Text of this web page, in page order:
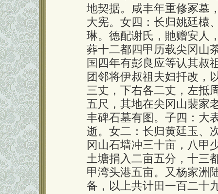
地契据。咸丰年重修冢墓
大宪。女四：长归姚廷榬
琳。德配谢氏，貤赠安人
葬十二都四甲历载尖冈山
国四年有彭良应等认其叔
团邻将伊叔祖夫妇扦改，
三丈，下右各二丈，左抵
五尺，其地在尖冈山裴家
丰碑石墓有图。子四：大
逝。女二：长归黄廷玉、
冈山石墙冲三十亩，八甲
土塘捐入二亩五分，十三
甲湾头港五亩。又杨家洲
备，以上共计田一百二十